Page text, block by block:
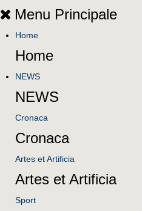
Menu Principale
Home
Home
NEWS
NEWS
Cronaca
Cronaca
Artes et Artificia
Artes et Artificia
Sport